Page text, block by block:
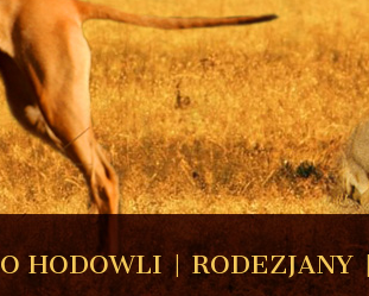
O HODOWLI | RODEZJANY